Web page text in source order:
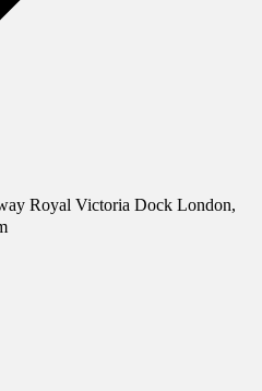
Royal Victoria Dock London,